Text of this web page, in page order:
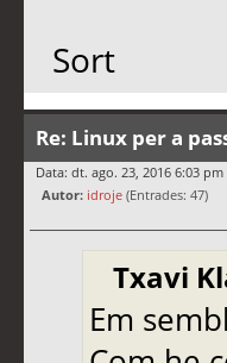
Sort
Re: Linux per a
Data: dt. ago. 23, 2016 6:03 pm
Autor: idroje (Entrades: 47)
Txavi
Em